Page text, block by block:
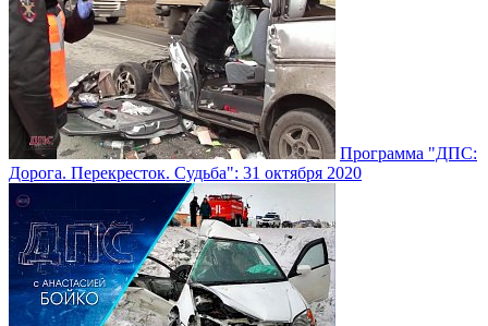
Программа "ДПС:
Дорога. Перекресток. Судьба": 31 октября 2020